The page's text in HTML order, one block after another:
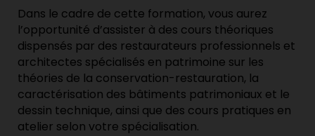
Dans le cadre de cette formation, vous aurez
l’opportunité d’assister à des cours théoriques
dispensés par des restaurateurs professionnels et
architectes spécialisés en patrimoine sur les
théories de la conservation-restauration, la
caractérisation des bâtiments patrimoniaux et le
dessin technique, ainsi que des cours pratiques en
atelier selon votre spécialisation.